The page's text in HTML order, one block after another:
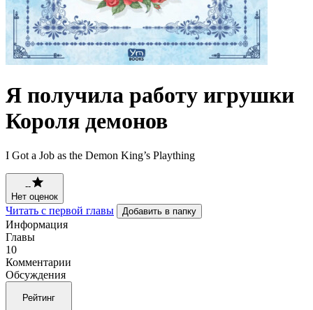
Я получила работу игрушки
Короля демонов
I Got a Job as the Demon King’s Plaything
--
Нет оценок
Читать с первой главы Добавить в папку
Информация
Главы
10
Комментарии
Обсуждения
Рейтинг